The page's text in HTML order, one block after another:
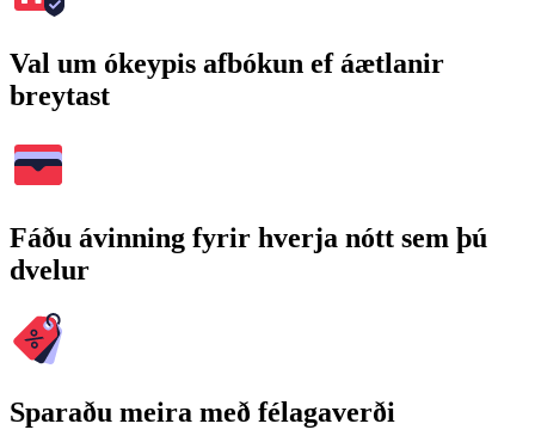
Val um ókeypis afbókun ef áætlanir
breytast
Fáðu ávinning fyrir hverja nótt sem þú
dvelur
Sparaðu meira með félagaverði